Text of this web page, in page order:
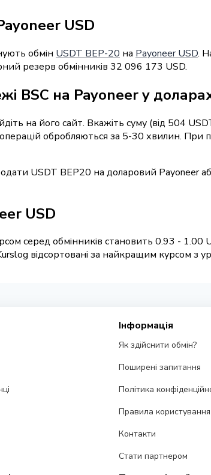
USD
обмін USDT BEP-20 на Payoneer USD.
резерв обмінників 32 096 173 USD.
BSC на Payoneer у
на його сайт. Вкажіть суму (від 504
операцій обробляються за 5-30 хвилин.
USDT BEP20 на доларовий Payoneer
USD
серед обмінників становить 0.93 - 1.00
відсортовані за найкращим курсом з
Інформація
Як здійснити обмін?
Поширені запитання
Політика
Правила користування
Контакти
Стати партнером